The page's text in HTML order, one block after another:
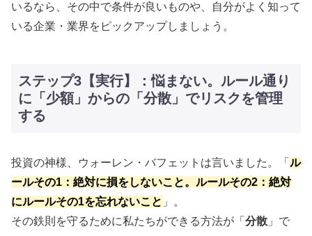
いるなら、その中で条件が良いものや、自分がよく知って
いる企業・業界をピックアップしましょう。
ステップ3【実行】：悩まない。ルール通り
に「少額」からの「分散」でリスクを管理
する
投資の神様、ウォーレン・バフェットは言いました。「 ル
ールその1：絶対に損をしないこと。ルールその2：絶対
にルールその1を忘れないこと 」。
その鉄則を守るために私たちができる方法が「 分散 」で